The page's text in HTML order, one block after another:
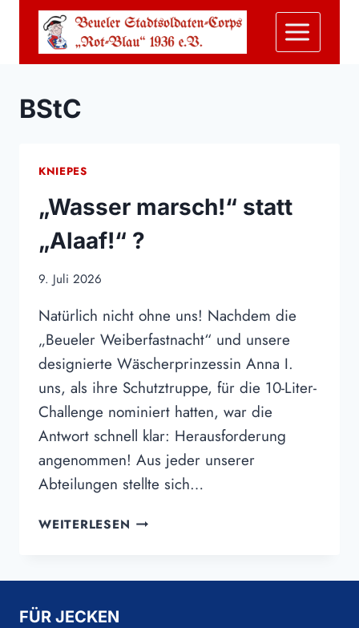
springen
BStC
KNIEPES
„Wasser marsch!“ statt
„Alaaf!“ ?
9. Juli 2026
Natürlich nicht ohne uns! Nachdem die
„Beueler Weiberfastnacht“ und unsere
designierte Wäscherprinzessin Anna I.
uns, als ihre Schutztruppe, für die 10-Liter-
Challenge nominiert hatten, war die
Antwort schnell klar: Herausforderung
angenommen! Aus jeder unserer
Abteilungen stellte sich…
WEITERLESEN „WASSER
„ALAAF!“
FÜR JECKEN